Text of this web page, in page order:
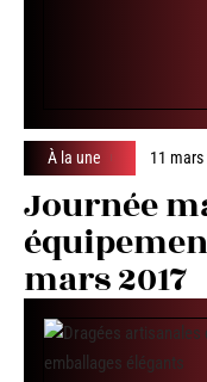
À la une 11
Journée
mars 2017